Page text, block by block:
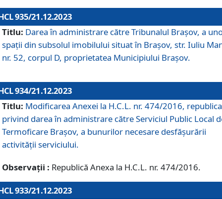
935/21.12.2023
Titlu: Darea în administrare către Tribunalul Brașov, a
spații din subsolul imobilului situat în Brașov, str. Iuliu
nr. 52, corpul D, proprietatea Municipiului Brașov.
934/21.12.2023
Titlu: Modificarea Anexei la H.C.L. nr. 474/2016,
privind darea în administrare către Serviciul Public Local
Termoficare Braşov, a bunurilor necesare desfăşurării
activităţii serviciului.
Observații : Republică Anexa la H.C.L. nr. 474/2016.
933/21.12.2023